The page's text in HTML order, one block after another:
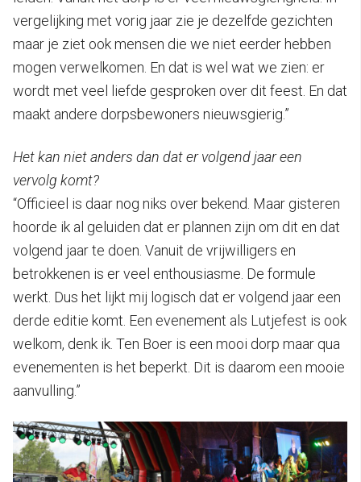
vergelijking met vorig jaar zie je dezelfde gezichten
maar je ziet ook mensen die we niet eerder hebben
mogen verwelkomen. En dat is wel wat we zien: er
wordt met veel liefde gesproken over dit feest. En dat
maakt andere dorpsbewoners nieuwsgierig.”
Het kan niet anders dan dat er volgend jaar een
vervolg komt?
“Officieel is daar nog niks over bekend. Maar gisteren
hoorde ik al geluiden dat er plannen zijn om dit en dat
volgend jaar te doen. Vanuit de vrijwilligers en
betrokkenen is er veel enthousiasme. De formule
werkt. Dus het lijkt mij logisch dat er volgend jaar een
derde editie komt. Een evenement als Lutjefest is ook
welkom, denk ik. Ten Boer is een mooi dorp maar qua
evenementen is het beperkt. Dit is daarom een mooie
aanvulling.”